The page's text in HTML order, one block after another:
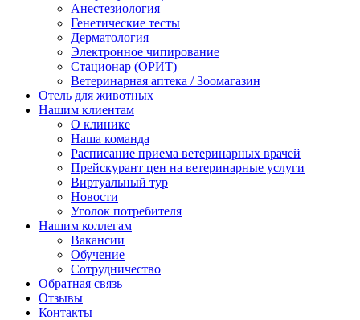
Анестезиология
Генетические тесты
Дерматология
Электронное чипирование
Стационар (ОРИТ)
Ветеринарная аптека / Зоомагазин
Отель для животных
Нашим клиентам
О клинике
Наша команда
Расписание приема ветеринарных врачей
Прейскурант цен на ветеринарные услуги
Виртуальный тур
Новости
Уголок потребителя
Нашим коллегам
Вакансии
Обучение
Сотрудничество
Обратная связь
Отзывы
Контакты